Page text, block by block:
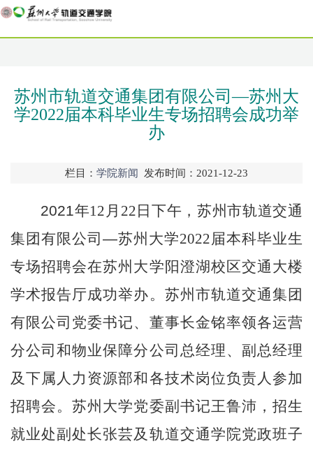
苏州市轨道交通集团有限公司—苏州大
学2022届本科毕业生专场招聘会成功举
办
栏目： 学院新闻 发布时间：2021-12-23
2021年12 月 22 日下午，苏州市轨道交通
集团有限公司—苏州大学2022届本科毕业生
专场招聘会在苏州大学阳澄湖校区交通大楼
学术报告厅成功举办。苏州市轨道交通集团
有限公司党委书记、董事长金铭率领各运营
分公司和物业保障分公司总经理、副总经理
及下属人力资源部和各技术岗位负责人参加
招聘会。苏州大学党委副书记王鲁沛，招生
就业处副处长张芸及轨道交通学院党政班子